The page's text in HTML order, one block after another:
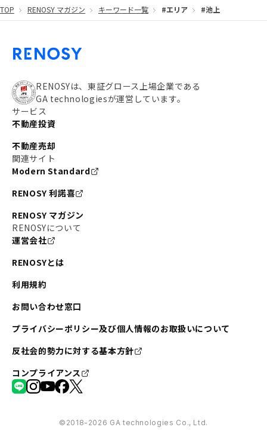
TOP RENOSY マガジン キーワード一覧 #エリア #池上
RENOSYは、東証グロース上場企業である
GA technologiesが運営しています。
サービス
不動産投資
不動産売却
関連サイト
Modern Standard
RENOSY 利諾喜
RENOSY マガジン
RENOSYについて
運営会社
RENOSYとは
利用規約
お問い合わせ窓口
プライバシーポリシー及び個人情報のお取扱いについて
反社会的勢力に対する基本方針
コンプライアンス
©︎2018-2026 GA technologies Co., Ltd.